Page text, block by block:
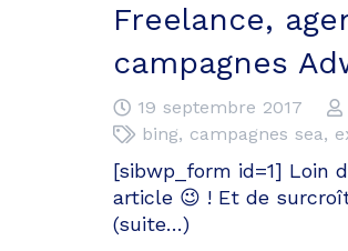
Freelance,
campagnes
19 septembre 2017
bing, campagnes sea,
[sibwp_form id=1] Loin
article 😉 ! Et de
(suite…)